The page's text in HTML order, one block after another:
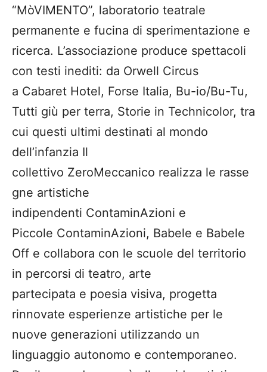
“MòVIMENTO”, laboratorio teatrale
permanente e fucina di sperimentazione e
ricerca. L’associazione produce spettacoli
con testi inediti: da Orwell Circus
a Cabaret Hotel, Forse Italia, Bu-io/Bu-Tu,
Tutti giù per terra, Storie in Technicolor, tra
cui questi ultimi destinati al mondo
dell’infanzia Il
collettivo ZeroMeccanico realizza le rasse
gne artistiche
indipendenti ContaminAzioni e
Piccole ContaminAzioni, Babele e Babele
Off e collabora con le scuole del territorio
in percorsi di teatro, arte
partecipata e poesia visiva, progetta
rinnovate esperienze artistiche per le
nuove generazioni utilizzando un
linguaggio autonomo e contemporaneo.